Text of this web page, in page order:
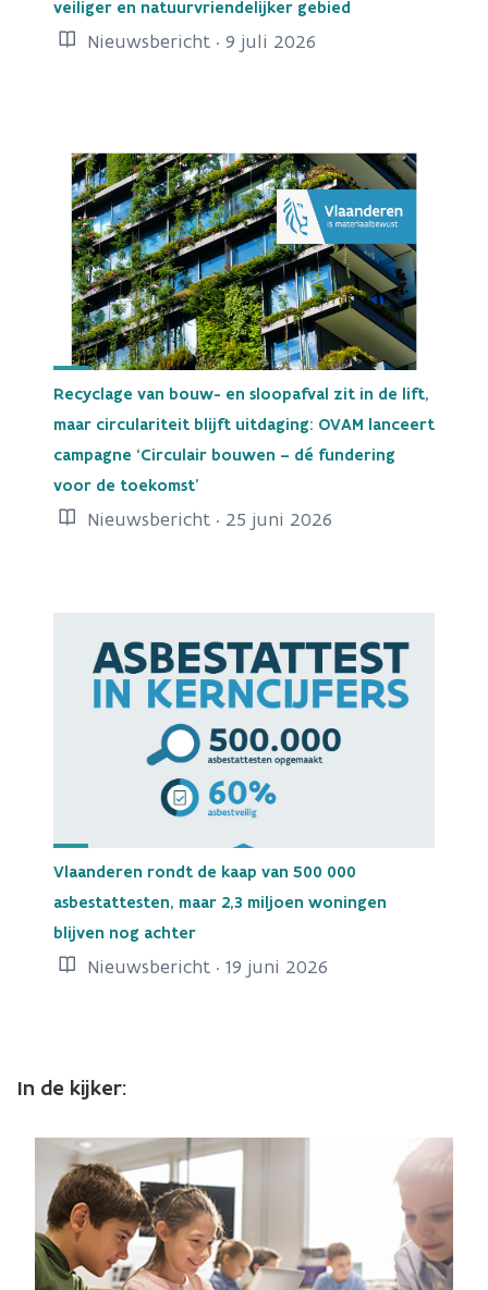
veiliger en natuurvriendelijker gebied
Nieuwsbericht · 9 juli 2026
Recyclage van bouw- en sloopafval zit in de lift,
maar circulariteit blijft uitdaging: OVAM lanceert
campagne ‘Circulair bouwen – dé fundering
voor de toekomst’
Nieuwsbericht · 25 juni 2026
Vlaanderen rondt de kaap van 500 000
asbestattesten, maar 2,3 miljoen woningen
blijven nog achter
Nieuwsbericht · 19 juni 2026
In de kijker: